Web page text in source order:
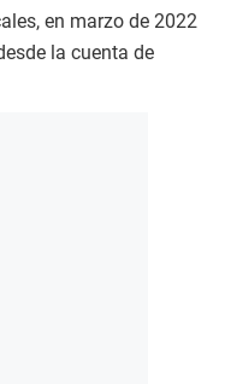
en marzo de 2022
la cuenta de